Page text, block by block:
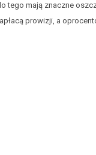
tego mają znaczne
prowizji, a